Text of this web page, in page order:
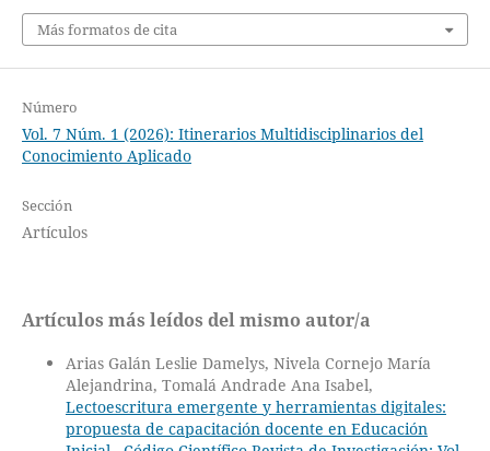
Más formatos de cita
Número
Vol. 7 Núm. 1 (2026): Itinerarios Multidisciplinarios del
Conocimiento Aplicado
Sección
Artículos
Artículos más leídos del mismo autor/a
Arias Galán Leslie Damelys, Nivela Cornejo María
Alejandrina, Tomalá Andrade Ana Isabel,
Lectoescritura emergente y herramientas digitales:
propuesta de capacitación docente en Educación